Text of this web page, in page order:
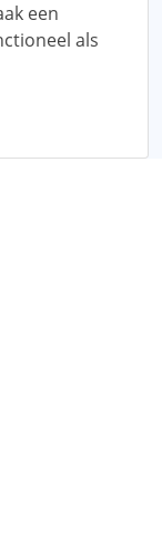
een
als